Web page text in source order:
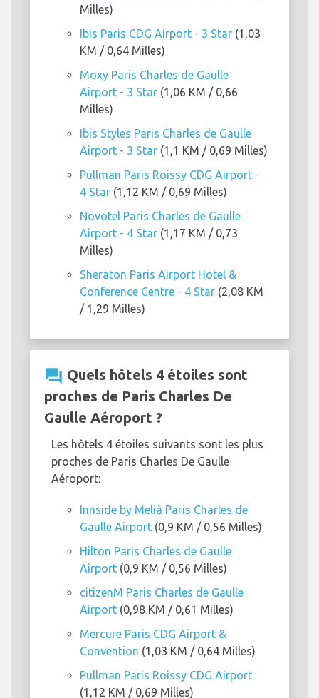
Milles)
Ibis Paris CDG Airport - 3 Star (1,03
KM / 0,64 Milles)
Moxy Paris Charles de Gaulle
Airport - 3 Star (1,06 KM / 0,66
Milles)
Ibis Styles Paris Charles de Gaulle
Airport - 3 Star (1,1 KM / 0,69 Milles)
Pullman Paris Roissy CDG Airport -
4 Star (1,12 KM / 0,69 Milles)
Novotel Paris Charles de Gaulle
Airport - 4 Star (1,17 KM / 0,73
Milles)
Sheraton Paris Airport Hotel &
Conference Centre - 4 Star (2,08 KM
/ 1,29 Milles)
question_answer Quels hôtels 4 étoiles sont
proches de Paris Charles De
Gaulle Aéroport ?
Les hôtels 4 étoiles suivants sont les plus
proches de Paris Charles De Gaulle
Aéroport:
Innside by Melià Paris Charles de
Gaulle Airport (0,9 KM / 0,56 Milles)
Hilton Paris Charles de Gaulle
Airport (0,9 KM / 0,56 Milles)
citizenM Paris Charles de Gaulle
Airport (0,98 KM / 0,61 Milles)
Mercure Paris CDG Airport &
Convention (1,03 KM / 0,64 Milles)
Pullman Paris Roissy CDG Airport
(1,12 KM / 0,69 Milles)